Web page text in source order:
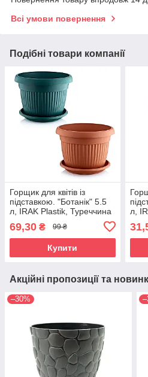
Всі умови повернення
Подібні товари компанії
Горщик для квітів із
підставкою. "Ботанік" 5.5
л, IRAK Plastik, Туреччина
69,30 ₴ 99 ₴
Купити
л,
Акційні пропозиції та
–30%